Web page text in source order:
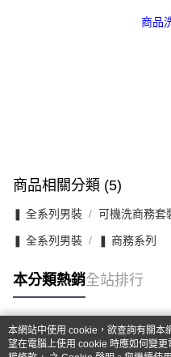
商品
商品相關分類 (5)
❚ 全系列男裝 可機洗商務套
❚ 全系列男裝 ❚ 商務系列
本分類熱銷全站排行
熱門標籤
本網站中使用 cookie，欲查詢有關本
望在電腦上使用 cookie 時應如何變